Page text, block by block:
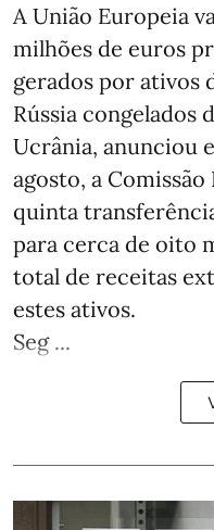
A União Europeia
milhões de euros
gerados por ativos
Rússia congelados
Ucrânia, anunciou
agosto, a
quinta
para cerca de oito
total de receitas
estes ativos.
Seg ...